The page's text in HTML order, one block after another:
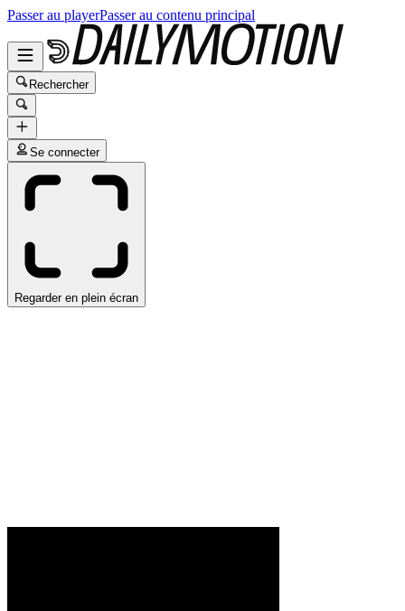
Passer au playerPasser au contenu principal
Rechercher
Se connecter
Regarder en plein écran